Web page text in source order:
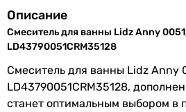
особенности
Подключение к
Описание
Смеситель для ванны Lidz Anny
LD43790051CRM35128
Смеситель для ванны Lidz Anny
LD43790051CRM35128,
станет оптимальным выбором в